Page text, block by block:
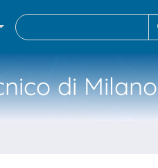
di Milano